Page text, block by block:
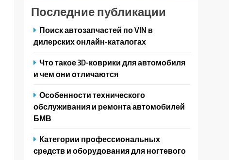
Последние публикации
Поиск автозапчастей по VIN в
дилерских онлайн-каталогах
Что такое 3D-коврики для автомобиля
и чем они отличаются
Особенности технического
обслуживания и ремонта автомобилей
БМВ
Категории профессиональных
средств и оборудования для ногтевого